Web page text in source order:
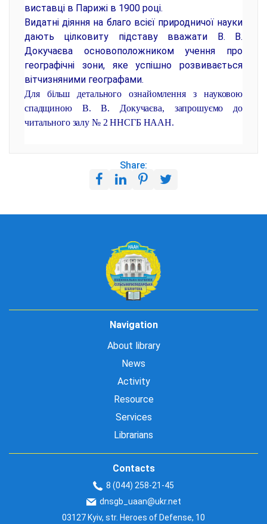
виставці в Парижі в 1900 році.
Видатні діяння на благо всієї природничої науки
дають цілковиту підставу вважати В. В.
Докучаєва основоположником учення про
географічні зони, яке успішно розвивається
вітчизняними географами.
Для більш детального ознайомлення з науковою
спадщиною В. В. Докучаєва, запрошуємо до
читального залу № 2 ННСГБ НААН.
Share:
Navigation
About library
News
Activity
Resource
Services
Librarians
Contacts
8 (044) 258-21-45
dnsgb_uaan@ukr.net
03127 Kyiv, str. Heroes of Defense, 10